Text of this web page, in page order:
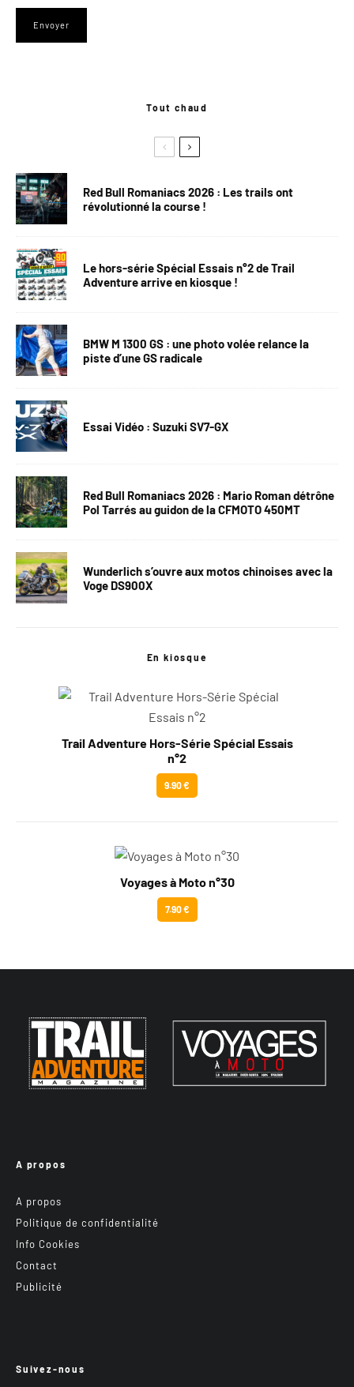
Tout chaud
Red Bull Romaniacs 2026 : Les trails ont
révolutionné la course !
Le hors-série Spécial Essais n°2 de Trail
Adventure arrive en kiosque !
BMW M 1300 GS : une photo volée relance la
piste d’une GS radicale
Essai Vidéo : Suzuki SV7-GX
Red Bull Romaniacs 2026 : Mario Roman détrône
Pol Tarrés au guidon de la CFMOTO 450MT
Wunderlich s’ouvre aux motos chinoises avec la
Voge DS900X
En kiosque
Trail Adventure Hors-Série Spécial Essais
n°2
9.90 €
Voyages à Moto n°30
7.90 €
A propos
A propos
Politique de confidentialité
Info Cookies
Contact
Publicité
Suivez-nous